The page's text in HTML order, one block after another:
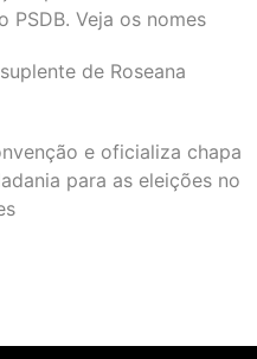
PSDB. Veja os nomes
de Roseana
e oficializa chapa
para as eleições no